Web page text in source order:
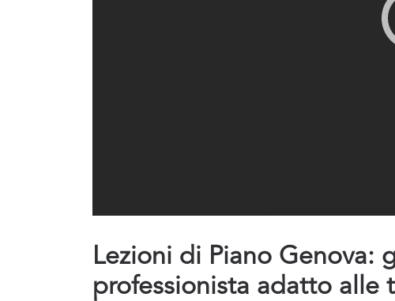
Lezioni di Piano Genova:
professionista adatto alle